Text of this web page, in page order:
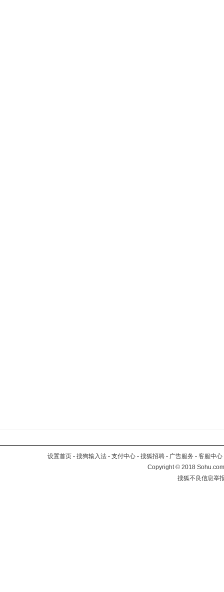
设置首页 - 搜狗输入法 - 支付中心 - 搜狐招聘 - 广告服务 - 客服中心
Copyright©2018
搜狐不良信息举